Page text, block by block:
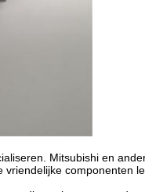
Mitsubishi en
componenten